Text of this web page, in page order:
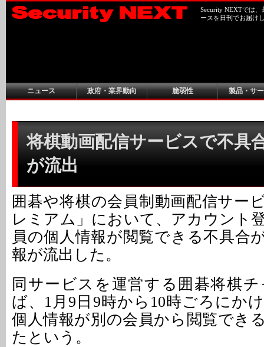
Security NEXTでは
ースを日刊でお届け
ニュース 政府・業界動向 脆弱性 製品・サ
将棋動画配信サービスで不具
が流出
囲碁や将棋の会員制動画配信サー
レミアム」において、アカウント
員の個人情報が閲覧できる不具合
報が流出した。
同サービスを運営する囲碁将棋
ば、1月9日9時から10時ごろにか
個人情報が別の会員から閲覧でき
たという。